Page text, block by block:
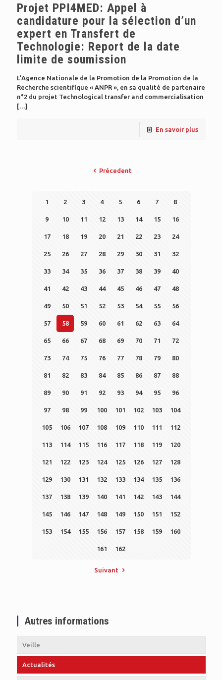
Projet PPI4MED: Appel à
candidature pour la sélection d’un
expert en Transfert de
Technologie: Report de la date
limite de soumission
L’Agence Nationale de la Promotion de la Promotion de la
Recherche scientifique « ANPR », en sa qualité de partenaire
n°2 du projet Technological transfer and commercialisation
[…]
En savoir plus
Précedent
1 2 3 4 5 6 7 8
9 10 11 12 13 14 15 16
17 18 19 20 21 22 23 24
25 26 27 28 29 30 31 32
33 34 35 36 37 38 39 40
41 42 43 44 45 46 47 48
49 50 51 52 53 54 55 56
57 58 59 60 61 62 63 64
65 66 67 68 69 70 71 72
73 74 75 76 77 78 79 80
81 82 83 84 85 86 87 88
89 90 91 92 93 94 95 96
97 98 99 100 101 102 103 104
105 106 107 108 109 110 111 112
113 114 115 116 117 118 119 120
121 122 123 124 125 126 127 128
129 130 131 132 133 134 135 136
137 138 139 140 141 142 143 144
145 146 147 148 149 150 151 152
153 154 155 156 157 158 159 160
161 162
Suivant
Autres informations
Veille
Actualités